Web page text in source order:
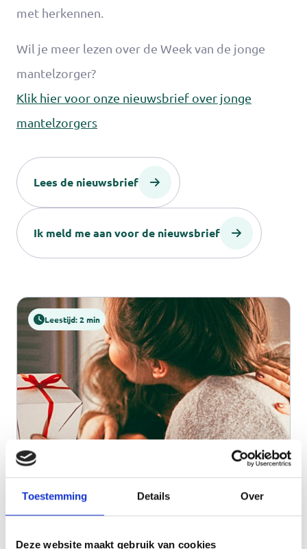
Toestemming Details Over
Deze website maakt gebruik van cookies
met herkennen.
Wil je meer lezen over de Week van de jonge
mantelzorger?
Klik hier voor onze nieuwsbrief over jonge
mantelzorgers
Lees de nieuwsbrief
Ik meld me aan voor de nieuwsbrief
Leestijd: 2 min
Mantelzorgcompliment
Vanaf 1 juli kunnen zorgvragers uit Alkmaar